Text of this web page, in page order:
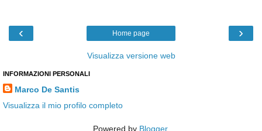
‹ ›
Home page
Visualizza versione web
INFORMAZIONI PERSONALI
Marco De Santis
Visualizza il mio profilo completo
Powered by Blogger.